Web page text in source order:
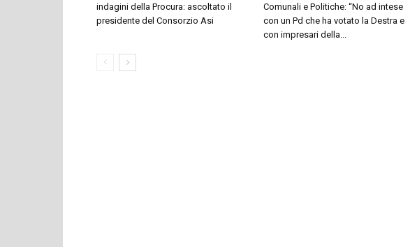
indagini della Procura: ascoltato il
presidente del Consorzio Asi
Comunali e Politiche: “No ad intese
con un Pd che ha votato la Destra e
con impresari della...